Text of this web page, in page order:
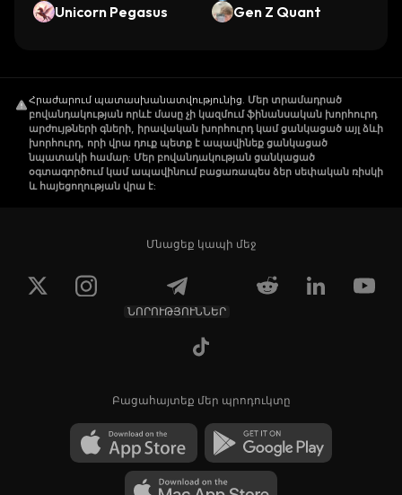
Unicorn Pegasus
Gen Z Quant
Հրաժարում պատասխանատվությունից. Մեր տրամադրած
բովանդակության որևէ մասը չի կազմում ֆինանսական խորհուրդ
արժույթների գների, իրավական խորհուրդ կամ ցանկացած այլ ձևի
խորհուրդ, որի վրա դուք պետք է ապավինեք ցանկացած
նպատակի համար: Մեր բովանդակության ցանկացած
օգտագործում կամ ապավինում բացառապես ձեր սեփական ռիսկի
և հայեցողության վրա է:
Մնացեք կապի մեջ
ՆՈՐՈՒԹՅՈՒՆՆԵՐ
Բացահայտեք մեր պրոդուկտը